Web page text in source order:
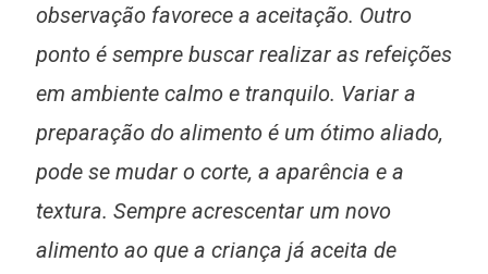
observação favorece a aceitação. Outro
ponto é sempre buscar realizar as refeições
em ambiente calmo e tranquilo. Variar a
preparação do alimento é um ótimo aliado,
pode se mudar o corte, a aparência e a
textura. Sempre acrescentar um novo
alimento ao que a criança já aceita de